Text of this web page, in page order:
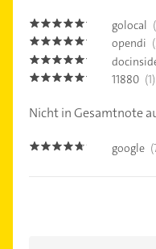
5.0 golocal
5.0 opendi
5.0
5.0 11880 (1)
Nicht in Gesamtnote
4.6 google